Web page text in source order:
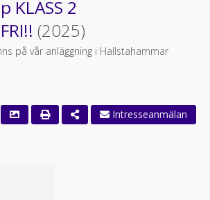
KLASS 2
(2025)
på vår anläggning i Hallstahammar